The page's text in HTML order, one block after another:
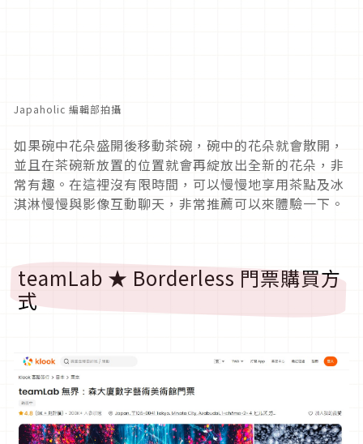
Japaholic 編輯部拍攝
如果碗中花朵盛開後移動茶碗，碗中的花朵就會散開，
並且在茶碗新放置的位置就會再綻放出全新的花朵，非
常有趣。在這裡沒有限時間，可以慢慢地享用茶點及冰
淇淋慢慢與影像互動聊天，非常推薦可以來體驗一下。
teamLab ★ Borderless 門票購買方
式